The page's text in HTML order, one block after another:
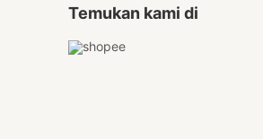
Temukan kami di